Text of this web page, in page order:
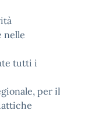
nelle
tutti i
per il